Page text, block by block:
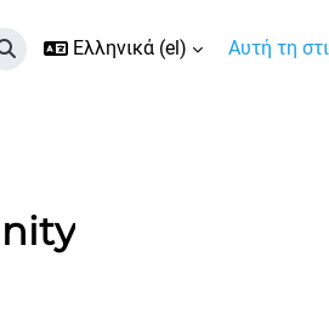
Εναλλαγή εισόδου αναζήτησης
Ελληνικά ‎(el)‎ Αυτή τη